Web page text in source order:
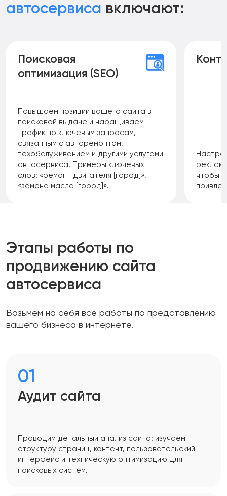
автосервиса включают:
Поисковая
оптимизация (SEO)
Повышаем позиции вашего сайта в
поисковой выдаче и наращиваем
трафик по ключевым запросам,
связанным с авторемонтом,
техобслуживанием и другими услугами
автосервиса. Примеры ключевых
слов: «ремонт двигателя [город]»,
«замена масла [город]».
чтобы
Этапы работы по
продвижению сайта
автосервиса
Возьмем на себя все работы по представлению
вашего бизнеса в интернете.
01
Аудит сайта
Проводим детальный анализ сайта: изучаем
структуру страниц, контент, пользовательский
интерфейс и техническую оптимизацию для
поисковых систем.